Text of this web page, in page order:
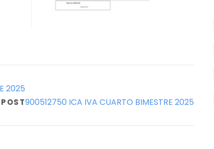
2025
900512750 ICA IVA CUARTO BIMESTRE 2025